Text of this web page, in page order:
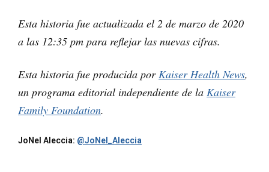
Esta historia fue actualizada el 2 de marzo de 2020
a las 12:35 pm para reflejar las nuevas cifras.
Esta historia fue producida porKaiser Health News,
un programa editorial independiente de la Kaiser
Family Foundation.
JoNel Aleccia: @JoNel_Aleccia